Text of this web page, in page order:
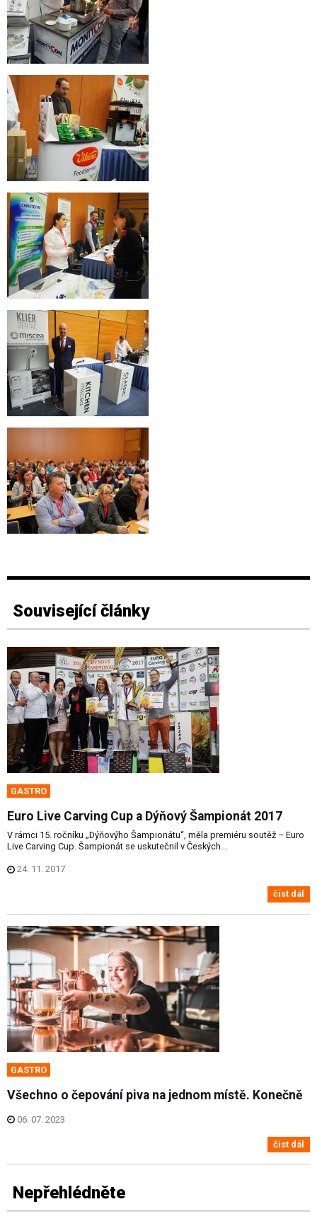
Související články
GASTRO
Euro Live Carving Cup a Dýňový Šampionát 2017
V rámci 15. ročníku „Dýňovýho Šampionátu“, měla premiéru soutěž – Euro
Live Carving Cup. Šampionát se uskutečnil v Českých...
24. 11. 2017
číst dál
GASTRO
Všechno o čepování piva na jednom místě. Konečně
06. 07. 2023
číst dál
Nepřehlédněte